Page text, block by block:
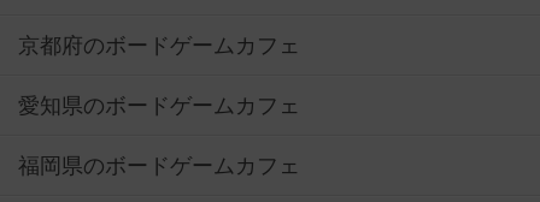
京都府のボードゲームカフェ
愛知県のボードゲームカフェ
福岡県のボードゲームカフェ